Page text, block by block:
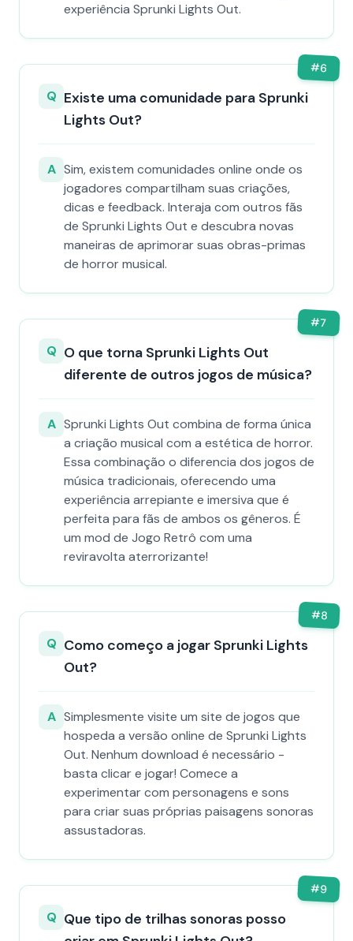
experiência Sprunki Lights Out.
#6
Q Existe uma comunidade para Sprunki
Lights Out?
A Sim, existem comunidades online onde os
jogadores compartilham suas criações,
dicas e feedback. Interaja com outros fãs
de Sprunki Lights Out e descubra novas
maneiras de aprimorar suas obras-primas
de horror musical.
#7
Q O que torna Sprunki Lights Out
diferente de outros jogos de música?
A Sprunki Lights Out combina de forma única
a criação musical com a estética de horror.
Essa combinação o diferencia dos jogos de
música tradicionais, oferecendo uma
experiência arrepiante e imersiva que é
perfeita para fãs de ambos os gêneros. É
um mod de Jogo Retrô com uma
reviravolta aterrorizante!
#8
Q Como começo a jogar Sprunki Lights
Out?
A Simplesmente visite um site de jogos que
hospeda a versão online de Sprunki Lights
Out. Nenhum download é necessário -
basta clicar e jogar! Comece a
experimentar com personagens e sons
para criar suas próprias paisagens sonoras
assustadoras.
#9
Q Que tipo de trilhas sonoras posso